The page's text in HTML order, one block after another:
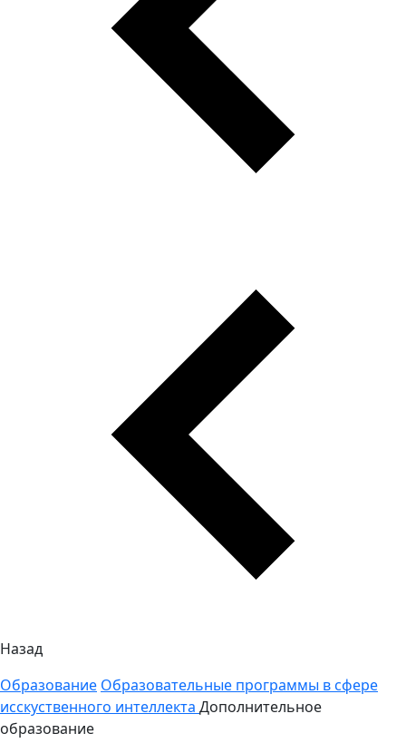
Назад
Образование Образовательные программы в сфере
исскуственного интеллекта Дополнительное
образование